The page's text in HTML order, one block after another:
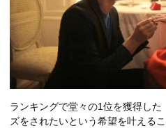
ランキングで堂々の1位を獲得した
ズをされたいという希望を叶える